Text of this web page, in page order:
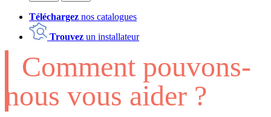
Téléchargez nos catalogues
Trouvez un installateur
Comment pouvons-
nous vous aider ?